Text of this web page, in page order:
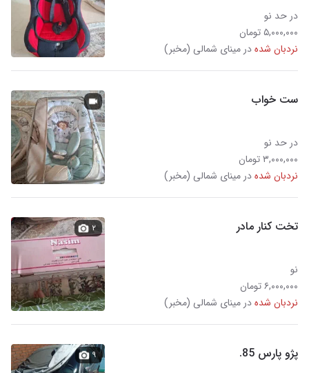
در حد نو
۵,۰۰۰,۰۰۰ تومان
نردبان شدهدر مینای شمالی (مخبر)
ست خواب
در حد نو
۳,۰۰۰,۰۰۰ تومان
نردبان شدهدر مینای شمالی (مخبر)
تخت کنار مادر
نو
۶,۰۰۰,۰۰۰ تومان
نردبان شدهدر مینای شمالی (مخبر)
۲
پژو پارس 85. ۹